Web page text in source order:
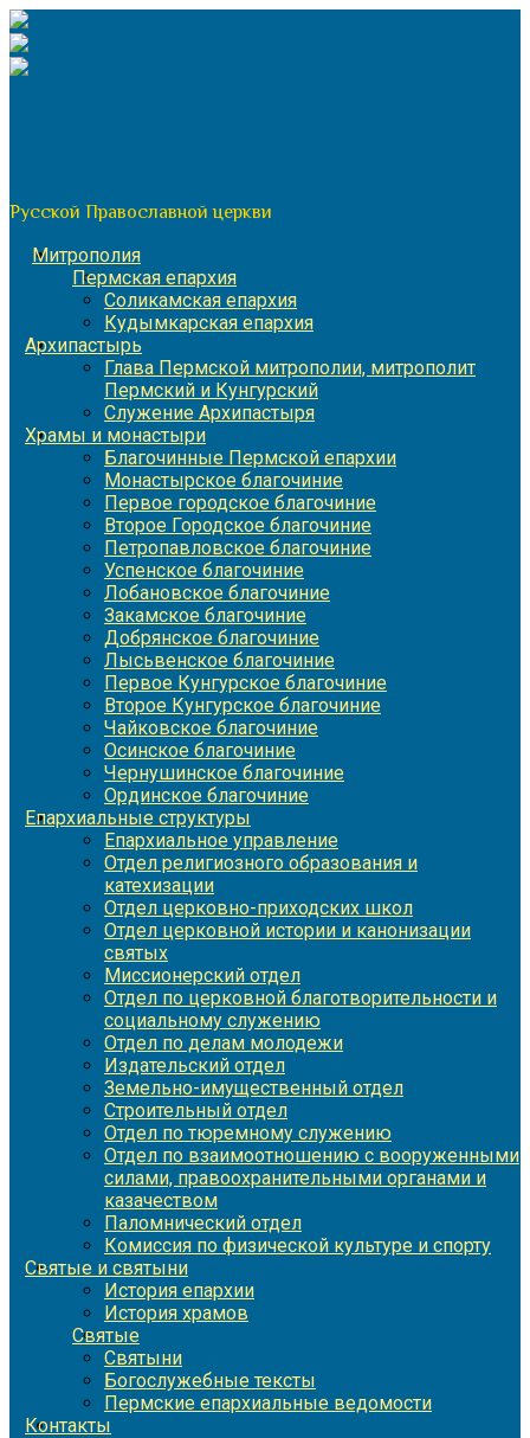
Перейти
к
содержимому
Русской Православной церкви
Митрополия
Пермская епархия
Соликамская епархия
Кудымкарская епархия
Архипастырь
Глава Пермской митрополии, митрополит
Пермский и Кунгурский
Служение Архипастыря
Храмы и монастыри
Благочинные Пермской епархии
Монастырское благочиние
Первое городское благочиние
Второе Городское благочиние
Петропавловское благочиние
Успенское благочиние
Лобановское благочиние
Закамское благочиние
Добрянское благочиние
Лысьвенское благочиние
Первое Кунгурское благочиние
Второе Кунгурское благочиние
Чайковское благочиние
Осинское благочиние
Чернушинское благочиние
Ординское благочиние
Епархиальные структуры
Епархиальное управление
Отдел религиозного образования и
катехизации
Отдел церковно-приходских школ
Отдел церковной истории и канонизации
святых
Миссионерский отдел
Отдел по церковной благотворительности и
социальному служению
Отдел по делам молодежи
Издательский отдел
Земельно-имущественный отдел
Строительный отдел
Отдел по тюремному служению
Отдел по взаимоотношению с вооруженными
силами, правоохранительными органами и
казачеством
Паломнический отдел
Комиссия по физической культуре и спорту
Святые и святыни
История епархии
История храмов
Святые
Святыни
Богослужебные тексты
Пермские епархиальные ведомости
Контакты